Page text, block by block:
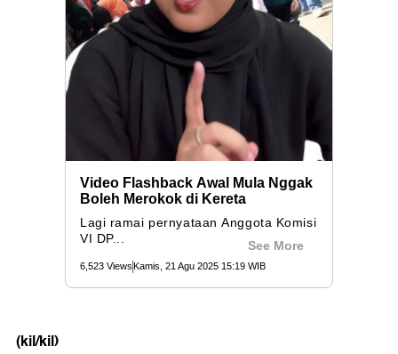
(kil/kil)